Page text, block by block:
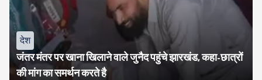
देश
जंतर मंतर पर खाना खिलाने वाले जुनैद पहुंचे झारखंड, कहा-छात्रों
की मांग का समर्थन करते है